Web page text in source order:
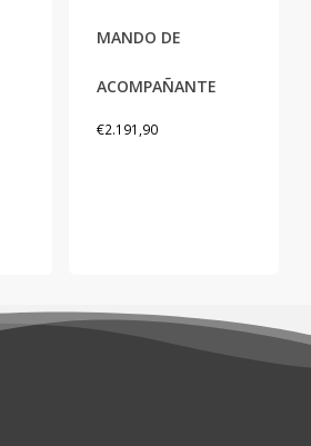
de
producto
MANDO DE
ACOMPAÑANTE
€2.191,90